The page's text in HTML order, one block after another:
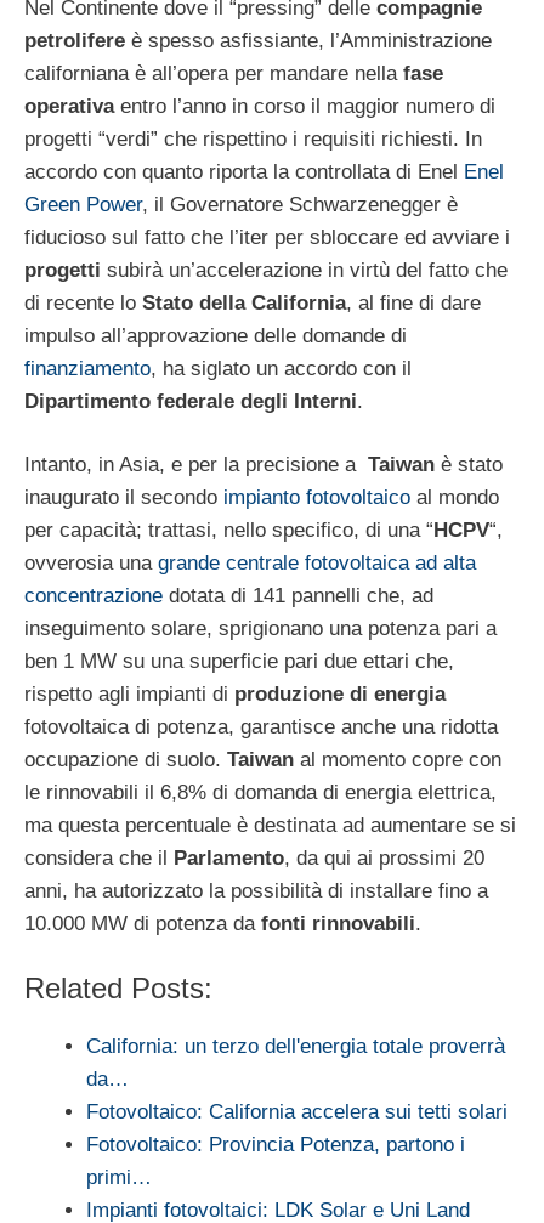
Nel Continente dove il “pressing” delle compagnie
petrolifere è spesso asfissiante, l’Amministrazione
californiana è all’opera per mandare nella fase
operativaentro l’anno in corso il maggior numero di
progetti “verdi” che rispettino i requisiti richiesti. In
accordo con quanto riporta la controllata di Enel Enel
Green Power, il Governatore Schwarzenegger è
fiducioso sul fatto che l’iter per sbloccare ed avviare i
progetti subirà un’accelerazione in virtù del fatto che
di recente lo Stato della California, al fine di dare
impulso all’approvazione delle domande di
finanziamento, ha siglato un accordo con il
Dipartimento federale degli Interni.
Intanto, in Asia, e per la precisione a Taiwan è stato
inaugurato il secondo impianto fotovoltaico al mondo
per capacità; trattasi, nello specifico, di una “HCPV“,
ovverosia una grande centrale fotovoltaica ad alta
concentrazione dotata di 141 pannelli che, ad
inseguimento solare, sprigionano una potenza pari a
ben 1 MW su una superficie pari due ettari che,
rispetto agli impianti di produzione di energia
fotovoltaica di potenza, garantisce anche una ridotta
occupazione di suolo. Taiwan al momento copre con
le rinnovabili il 6,8% di domanda di energia elettrica,
ma questa percentuale è destinata ad aumentare se si
considera che il Parlamento, da qui ai prossimi 20
anni, ha autorizzato la possibilità di installare fino a
10.000 MW di potenza da fonti rinnovabili.
Related Posts:
California: un terzo dell'energia totale proverrà
da…
Fotovoltaico: California accelera sui tetti solari
Fotovoltaico: Provincia Potenza, partono i
primi…
Impianti fotovoltaici: LDK Solar e Uni Land